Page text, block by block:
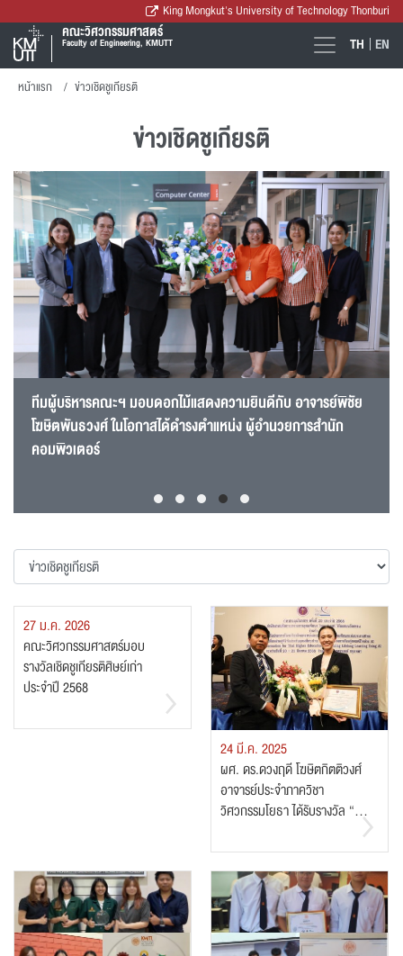
King Mongkut's University of Technology Thonburi
คณะวิศวกรรมศาสตร์
Faculty of Engineering, KMUTT TH EN
หน้าแรก ข่าวเชิดชูเกียรติ
ข่าวเชิดชูเกียรติ
ทีมผู้บริหารคณะฯ มอบดอกไม้แสดงความยินดีกับ อาจารย์พิชัย
โฆษิตพันธวงศ์ ในโอกาสได้ดำรงตำแหน่ง ผู้อำนวยการสำนัก
คอมพิวเตอร์
27 ม.ค. 2026
คณะวิศวกรรมศาสตร์มอบ
รางวัลเชิดชูเกียรติศิษย์เก่า
ประจำปี 2568
24 มี.ค. 2025
ผศ. ดร.ดวงฤดี โฆษิตกิตติวงศ์
อาจารย์ประจำภาควิชา
วิศวกรรมโยธา ได้รับรางวัล “...